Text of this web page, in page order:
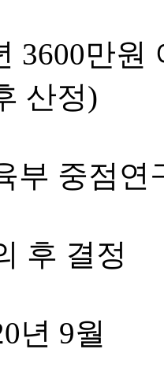
3600만원
산정)
부 중점연
후 결정
년 9월